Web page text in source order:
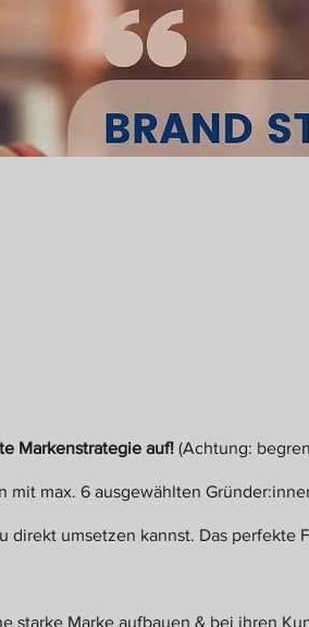
Markenstrategie auf!(Achtung:
mit max. 6 ausgewählten
direkt umsetzen kannst. Das perfekte
starke Marke aufbauen & bei ihren